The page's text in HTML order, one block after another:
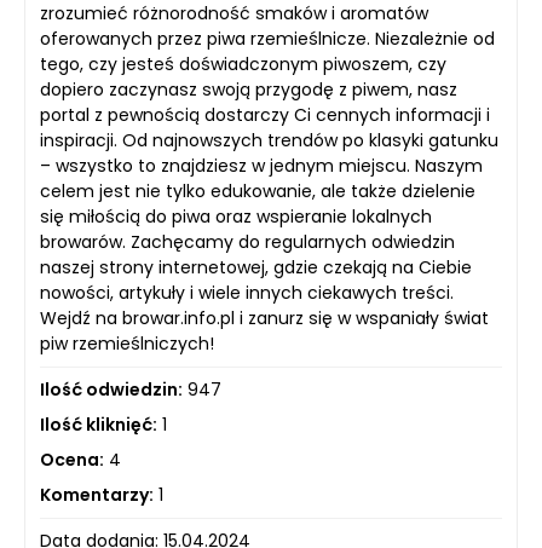
zrozumieć różnorodność smaków i aromatów
oferowanych przez piwa rzemieślnicze. Niezależnie od
tego, czy jesteś doświadczonym piwoszem, czy
dopiero zaczynasz swoją przygodę z piwem, nasz
portal z pewnością dostarczy Ci cennych informacji i
inspiracji. Od najnowszych trendów po klasyki gatunku
– wszystko to znajdziesz w jednym miejscu. Naszym
celem jest nie tylko edukowanie, ale także dzielenie
się miłością do piwa oraz wspieranie lokalnych
browarów. Zachęcamy do regularnych odwiedzin
naszej strony internetowej, gdzie czekają na Ciebie
nowości, artykuły i wiele innych ciekawych treści.
Wejdź na browar.info.pl i zanurz się w wspaniały świat
piw rzemieślniczych!
Ilość odwiedzin: 947
Ilość kliknięć: 1
Ocena: 4
Komentarzy: 1
Data dodania: 15.04.2024